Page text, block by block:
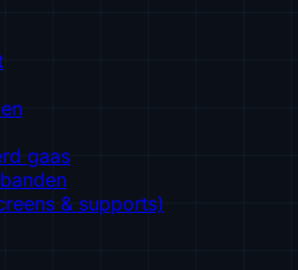
gaas
& supports)